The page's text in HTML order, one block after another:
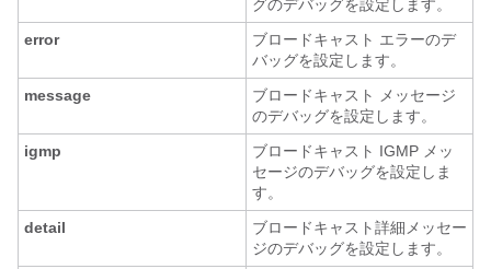
グのデバッグを設定します。
error
ブロードキャスト エラーのデ
バッグを設定します。
message
ブロードキャスト メッセージ
のデバッグを設定します。
igmp
ブロードキャスト IGMP メッ
セージのデバッグを設定しま
す。
detail
ブロードキャスト詳細メッセー
ジのデバッグを設定します。